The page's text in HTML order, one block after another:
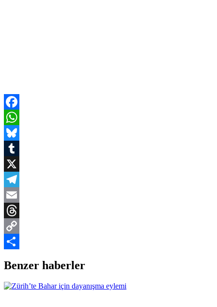
Facebook
WhatsApp
Bluesky
Tumblr
X
Telegram
Email
Threads
Copy
Benzer haberler